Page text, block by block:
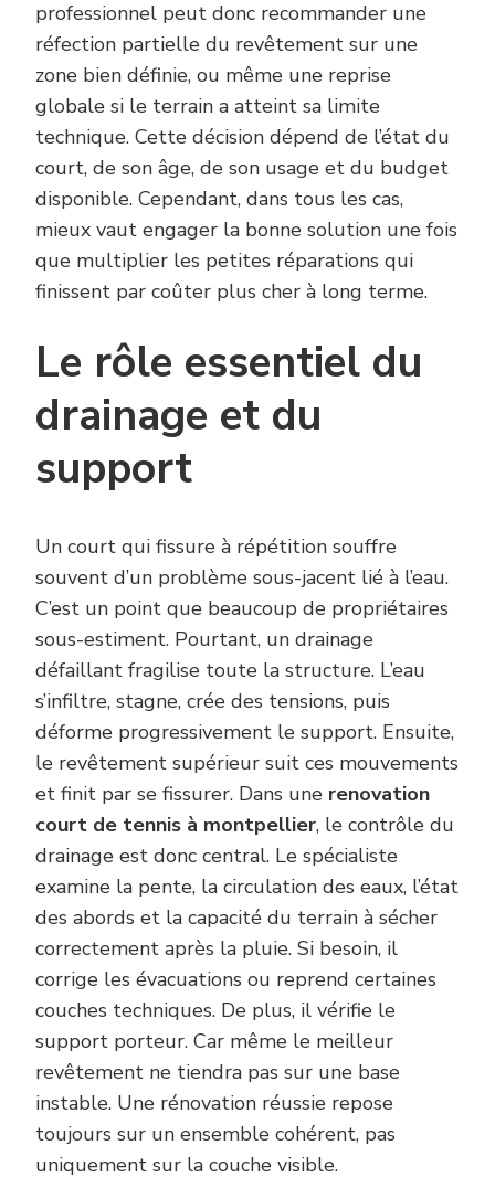
professionnel peut donc recommander une
réfection partielle du revêtement sur une
zone bien définie, ou même une reprise
globale si le terrain a atteint sa limite
technique. Cette décision dépend de l’état du
court, de son âge, de son usage et du budget
disponible. Cependant, dans tous les cas,
mieux vaut engager la bonne solution une fois
que multiplier les petites réparations qui
finissent par coûter plus cher à long terme.
Le rôle essentiel du
drainage et du
support
Un court qui fissure à répétition souffre
souvent d’un problème sous-jacent lié à l’eau.
C’est un point que beaucoup de propriétaires
sous-estiment. Pourtant, un drainage
défaillant fragilise toute la structure. L’eau
s’infiltre, stagne, crée des tensions, puis
déforme progressivement le support. Ensuite,
le revêtement supérieur suit ces mouvements
et finit par se fissurer. Dans une renovation
court de tennis à montpellier, le contrôle du
drainage est donc central. Le spécialiste
examine la pente, la circulation des eaux, l’état
des abords et la capacité du terrain à sécher
correctement après la pluie. Si besoin, il
corrige les évacuations ou reprend certaines
couches techniques. De plus, il vérifie le
support porteur. Car même le meilleur
revêtement ne tiendra pas sur une base
instable. Une rénovation réussie repose
toujours sur un ensemble cohérent, pas
uniquement sur la couche visible.